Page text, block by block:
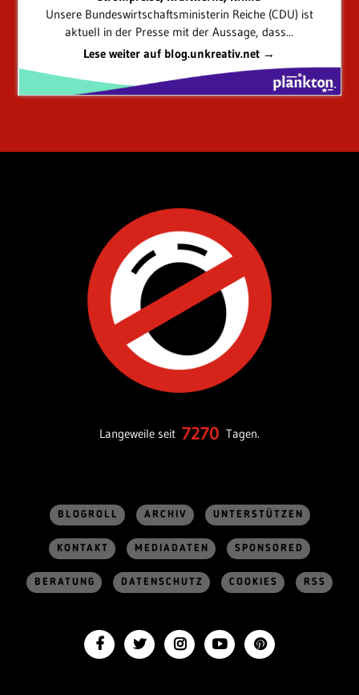
Unsere Bundeswirtschaftsministerin Reiche (CDU) ist
aktuell in der Presse mit der Aussage, dass...
Lese weiter auf blog.unkreativ.net →
Langeweile seit 7270 Tagen.
BLOGROLL ARCHIV UNTERSTÜTZEN
KONTAKT MEDIADATEN SPONSORED
BERATUNG DATENSCHUTZ COOKIES RSS